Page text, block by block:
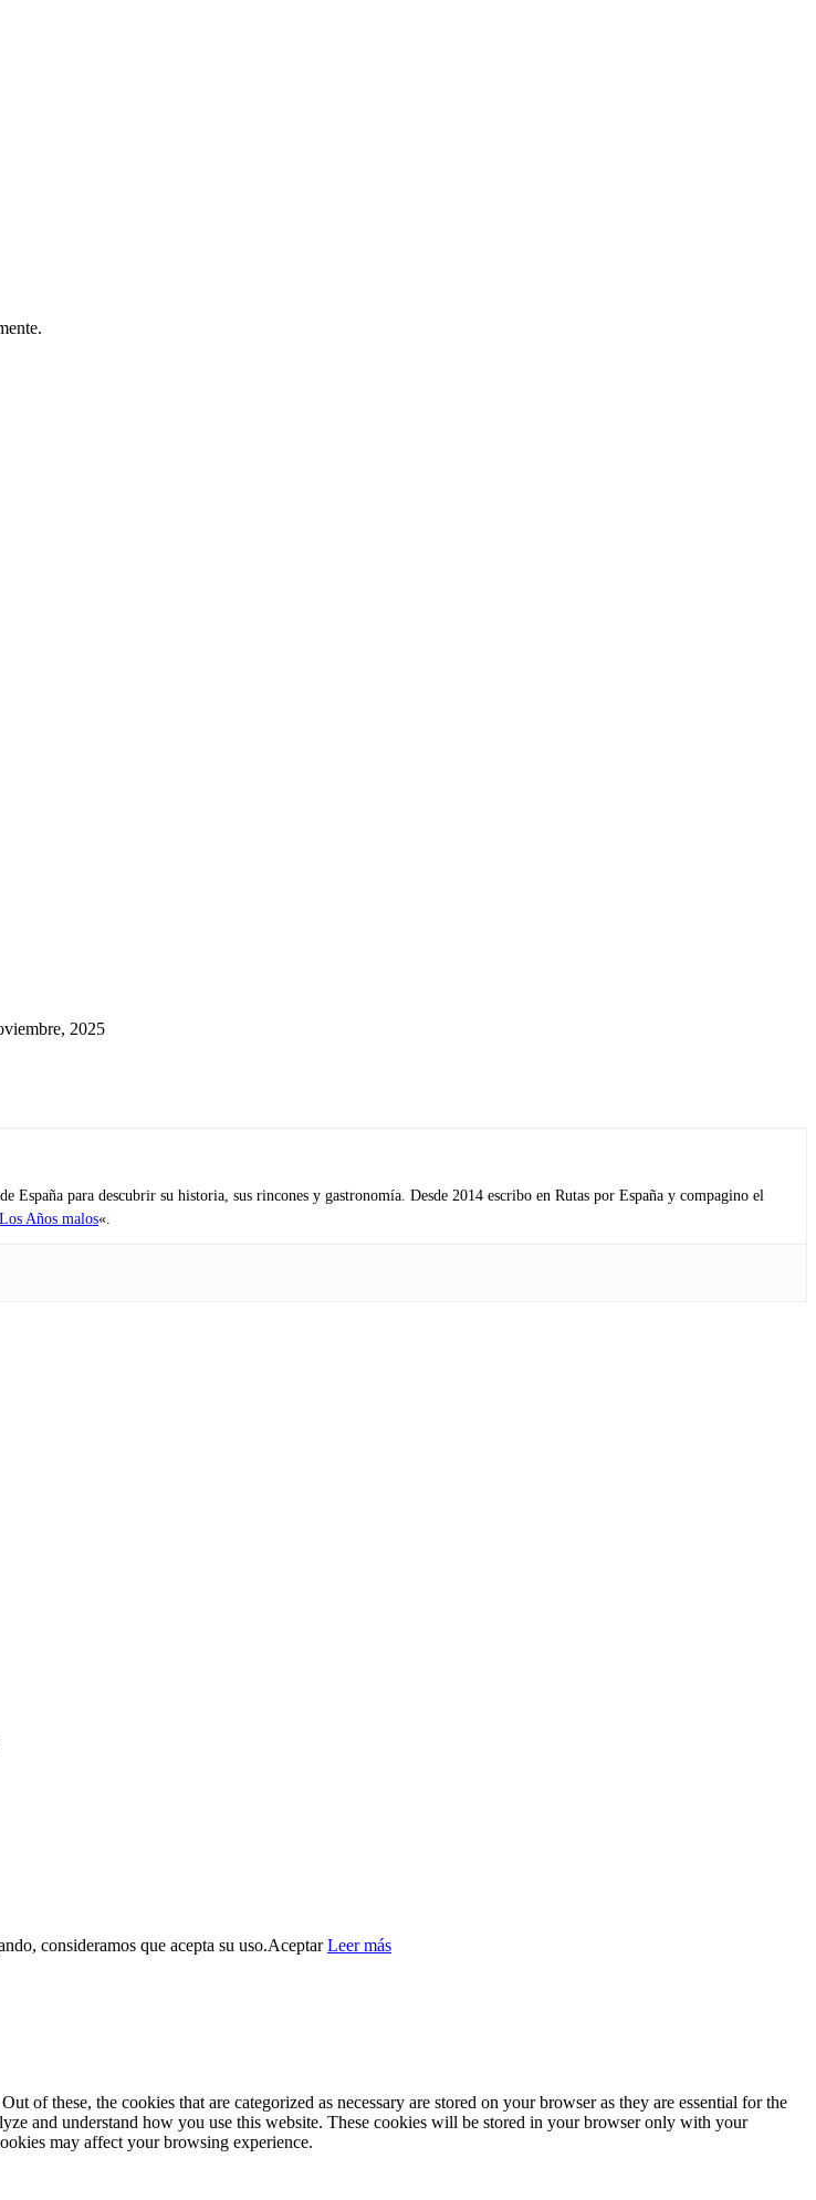
2025
para descubrir su historia, sus rincones y gastronomía. Desde 2014 escribo en Rutas por España y compagino el
Los Años malos«.
consideramos que acepta su uso.Aceptar Leer más
of these, the cookies that are categorized as necessary are stored on your browser as they are essential for the
and understand how you use this website. These cookies will be stored in your browser only with your
may affect your browsing experience.